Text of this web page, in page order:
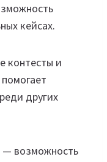
кейсах.
контесты и
других
— возможность